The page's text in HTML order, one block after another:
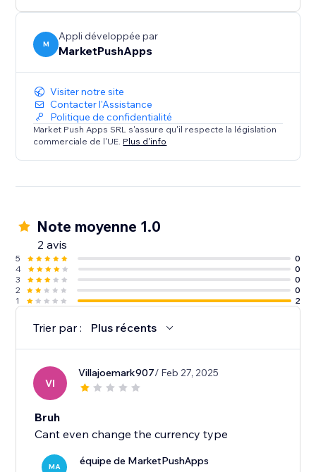
M
Appli développée par
MarketPushApps
Visiter notre site
Contacter l'Assistance
Politique de confidentialité
Market Push Apps SRL s'assure qu'il respecte la législation
commerciale de l'UE. Plus d'info
Note moyenne 1.0
2 avis
5
0
4
0
3
0
2
0
1
2
Trier par : Plus récents
VI
Villajoemark907/ Feb 27, 2025
Bruh
Cant even change the currency type
MA équipe de MarketPushApps